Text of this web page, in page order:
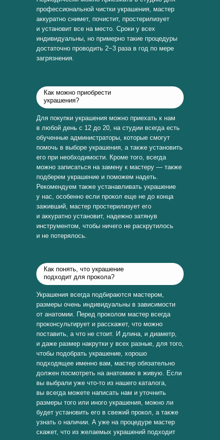
профессиональной чистки украшения, мастер
аккуратно снимет, почистит, простерилизует
и установит все на место. Сроки у всех
индивидуальны, но примерно такие процедуры
достаточно проводить 2−3 раза в год по мере
загрязнения.
Как можно приобрести
украшения?
Для покупки украшения можно приехать к нам
в любой день с 12 до 20, на студии всегда есть
обученные администраторы, которые смогут
помочь в выборе украшения, а также установить
его при необходимости. Кроме того, всегда
можно записаться на замену к мастеру — также
подберем украшение и поможем надеть.
Рекомендуем также устанавливать украшение
у нас, особенно если прокол еще не до конца
заживший, мастер простерилизует его
и аккуратно установит, надежно затянув
инструментом, чтобы ничего не раскрутилось
и не потерялось.
Как понять, что украшение
подходит для прокола?
Украшения всегда подбираются мастером,
размеры очень индивидуальны в зависимости
от анатомии. Перед проколом мастер всегда
проконсультирует и расскажет, что можно
поставить, а что не стоит. И длина, и диаметр,
и даже размер накрутки у всех разные, для того,
чтобы подобрать украшение, хорошо
подходящее именно вам, мастер обязательно
должен посмотреть на анатомию в живую. Если
вы выбрали уже что-то из нашего каталога,
вы всегда можете написать нам и уточнить
размеры того или иного украшения, можно ли
будет установить его в свежий прокол, а также
узнать о наличии. А уже на процедуре мастер
скажет, что из желаемых украшений подходит